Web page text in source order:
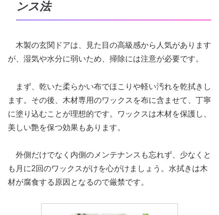
ンス法
木製の玄関ドアは、見た目の高級感から人気があります
が、湿気や水分に弱いため、掃除には注意が必要です。
まず、乾いた柔らかい布でほこりや軽い汚れを乾拭きし
ます。その後、木材専用のワックスを布に含ませて、丁寧
に塗り込むことが理想的です。ワックスは木材を保護し、
美しい艶を保つ効果もあります。
外側だけでなく内側のメンテナンスも忘れず、少なくと
も月に2回のワックスがけを心がけましょう。水拭きは木
材が腐食する原因となるので厳禁です。